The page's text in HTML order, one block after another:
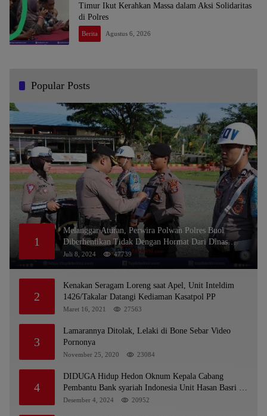
Timur Ikut Kerahkan Massa dalam Aksi Solidaritas
di Polres
Berita Agustus 6, 2026
Popular Posts
1
Melanggar Aturan, Perwira Polwan Polres Buol
Diberhentikan Tidak Dengan Hormat Dari Dinas
Kepolisian
Juli 8, 2024 47739
2
Kenakan Seragam Loreng saat Apel, Unit Inteldim
1426/Takalar Datangi Kediaman Kasatpol PP
Maret 16, 2021 27563
3
Lamarannya Ditolak, Lelaki di Bone Sebar Video
Pornonya
November 25, 2020 23084
4
DIDUGA Hidup Hedon Oknum Kepala Cabang
Pembantu Bank syariah Indonesia Unit Hasan Basri di
Banjarmasin Tipu Nasabah Prioritasnya Hingga
Desember 4, 2024 20952